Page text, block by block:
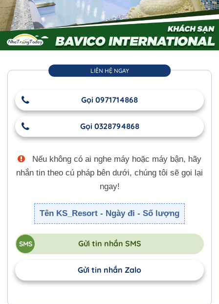
LIÊN HỆ NGAY
Gọi 0971714868
Gọi 0328794868
Nếu không có ai nghe máy hoặc máy bận, hãy
nhắn tin theo cú pháp bên dưới, chúng tôi sẽ gọi lại
ngay!
Tên KS_Resort - Ngày đi - Số lượng
Gửi tin nhắn SMS
Gửi tin nhắn Zalo